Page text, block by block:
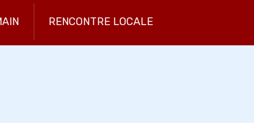
RENCONTRE LOCALE